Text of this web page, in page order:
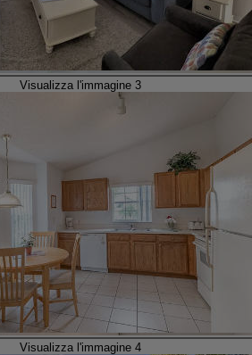
Visualizza l'immagine 3
Visualizza l'immagine 4